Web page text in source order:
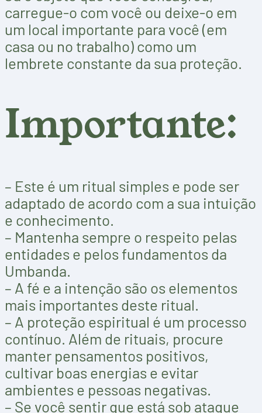
carregue-o com você ou deixe-o em
um local importante para você (em
casa ou no trabalho) como um
lembrete constante da sua proteção.
Importante:
– Este é um ritual simples e pode ser
adaptado de acordo com a sua intuição
e conhecimento.
– Mantenha sempre o respeito pelas
entidades e pelos fundamentos da
Umbanda.
– A fé e a intenção são os elementos
mais importantes deste ritual.
– A proteção espiritual é um processo
contínuo. Além de rituais, procure
manter pensamentos positivos,
cultivar boas energias e evitar
ambientes e pessoas negativas.
– Se você sentir que está sob ataque